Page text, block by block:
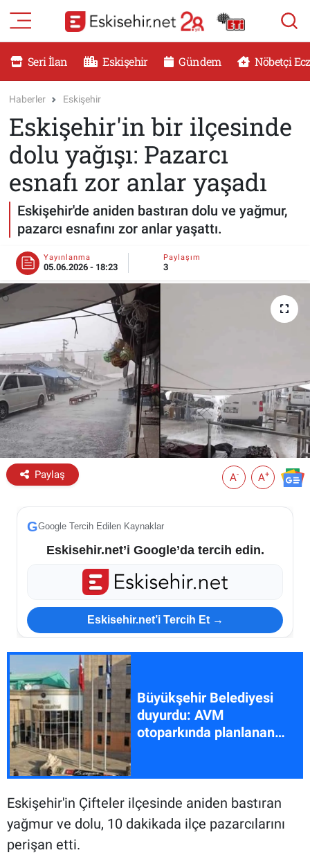
Seri İlan Eskişehir Gündem Nöbetçi
Haberler Eskişehir
Eskişehir'in bir ilçesinde
dolu yağışı: Pazarcı
esnafı zor anlar yaşadı
Eskişehir'de aniden bastıran dolu ve yağmur,
pazarcı esnafını zor anlar yaşattı.
Yayınlanma
05.06.2026 - 18:23
Paylaşım
3
Paylaş A- A+
GGoogle Tercih Edilen Kaynaklar
Eskisehir.net’i Google’da tercih edin.
Eskisehir.net’i Tercih Et →
Büyükşehir Belediyesi
duyurdu: AVM
otoparkında planlanan
Eskişehir'in Çifteler ilçesinde aniden bastıran
yağmur ve dolu, 10 dakikada ilçe pazarcılarını
perişan etti.
RESMİ İLANLAR
DÜNYA
SAĞLIK
MAGAZİN
KADIN
TEKNOLOJİ
ESKİŞEHİR NÖBETÇİ ECZANELER
Eskişehir Haber İçerikleri
Eskişehir Hava Durumu
Eskişehir Tramvay Saatleri
Eskişehir Otobüs Saatleri
Eskişehir Nöbetçi Eczaneler
Eskişehir Namaz Vakitleri
Eskişehir Trafik Yoğunluk Haritası
Süper Lig Puan Durumu ve Fikstür
Tüm Manşetler
Son Dakika Haberleri
Haber Arşivi